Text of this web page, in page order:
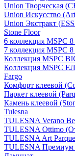
Union Творческая
Union Искусство
Union Экстракт
Stone Floor
6 коллекция MSPC
7 коллекция MSPC
Коллекция MSPC
Коллекция MSPC
Fargo
Комфорт клеевой
Паркет клеевой
Камень клеевой
Tulesna
TULESNA Verano
TULESNA Ottimo
TULESNA Art
TULESNA